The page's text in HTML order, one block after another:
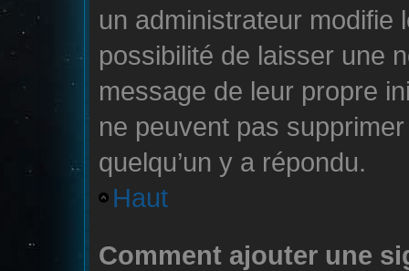
un administrateur modifie
possibilité de laisser une
message de leur propre
ne peuvent pas
quelqu’un y a répondu.
Haut
Comment ajouter une